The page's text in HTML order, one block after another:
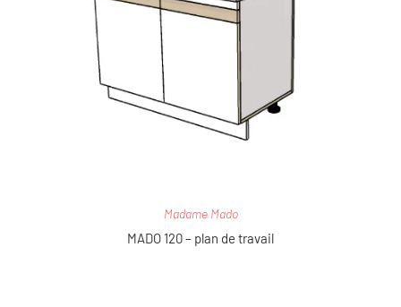
Madame Mado
MADO 120 – plan de travail